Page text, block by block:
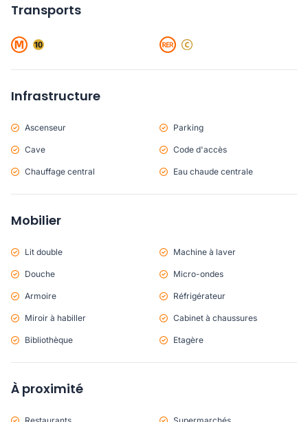
Transports
Infrastructure
Ascenseur Parking
Cave Code d'accès
Chauffage central Eau chaude centrale
Mobilier
Lit double Machine à laver
Douche Micro-ondes
Armoire Réfrigérateur
Miroir à habiller Cabinet à chaussures
Bibliothèque Etagère
À proximité